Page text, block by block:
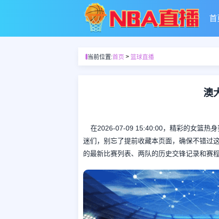
首
当前位置:首页 > 篮球直播
澳
在2026-07-09 15:40:00，精彩的女篮热
迷们，别忘了提前收藏本页面，确保不错过
的最新比赛列表、两队的历史交锋记录和赛